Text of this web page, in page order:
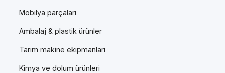
Mobilya parçaları
Ambalaj & plastik ürünler
Tarım makine ekipmanları
Kimya ve dolum ürünleri